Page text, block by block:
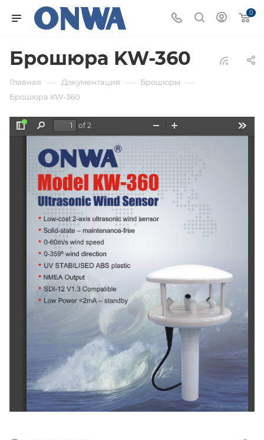
0
Брошюра KW-360
Главная — Документация — Брошюры —
Брошюра KW-360
Toggle Find
of 2
Zoom